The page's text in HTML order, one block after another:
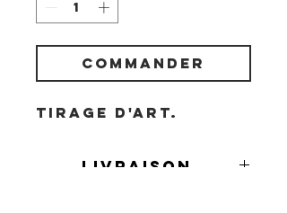
COMMANDER
Tirage d'art.
Livraison